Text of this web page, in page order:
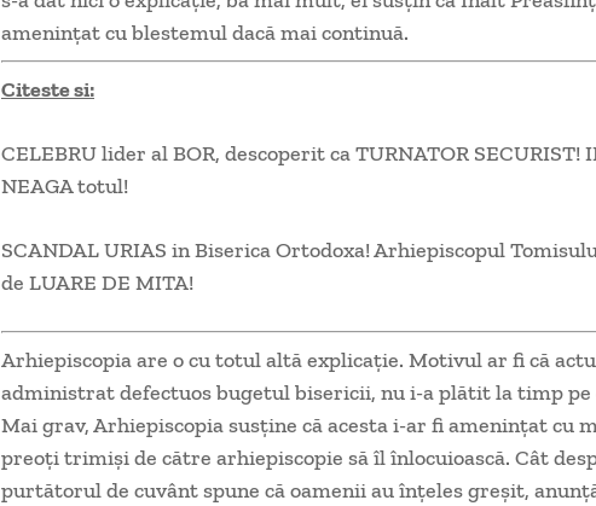
amenințat cu blestemul dacă mai continuă.
Citeste si:
CELEBRU lider al BOR, descoperit ca TURNATOR SECURIST!
NEAGA totul!
SCANDAL URIAS in Biserica Ortodoxa! Arhiepiscopul
de LUARE DE MITA!
Arhiepiscopia are o cu totul altă explicație. Motivul ar fi că
administrat defectuos bugetul bisericii, nu i-a plătit la timp
Mai grav, Arhiepiscopia susține că acesta i-ar fi amenințat cu
preoți trimiși de către arhiepiscopie să îl înlocuioască. Cât
purtătorul de cuvânt spune că oamenii au înțeles greșit,